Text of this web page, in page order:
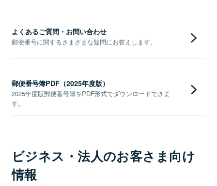
よくあるご質問・お問い合わせ
郵便番号に関するさまざまな疑問にお答えします。
郵便番号簿PDF（2025年度版）
2025年度版郵便番号簿をPDF形式でダウンロードできま
す。
ビジネス・法人のお客さま向け
情報